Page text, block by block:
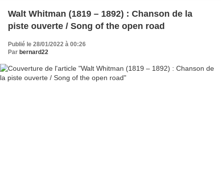
Walt Whitman (1819 – 1892) : Chanson de la
piste ouverte / Song of the open road
Publié le 28/01/2022 à 00:26
Par bernard22